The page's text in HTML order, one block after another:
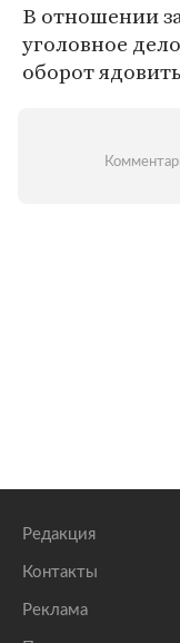
В отношении
уголовное
оборот
Редакция
Контакты
Реклама